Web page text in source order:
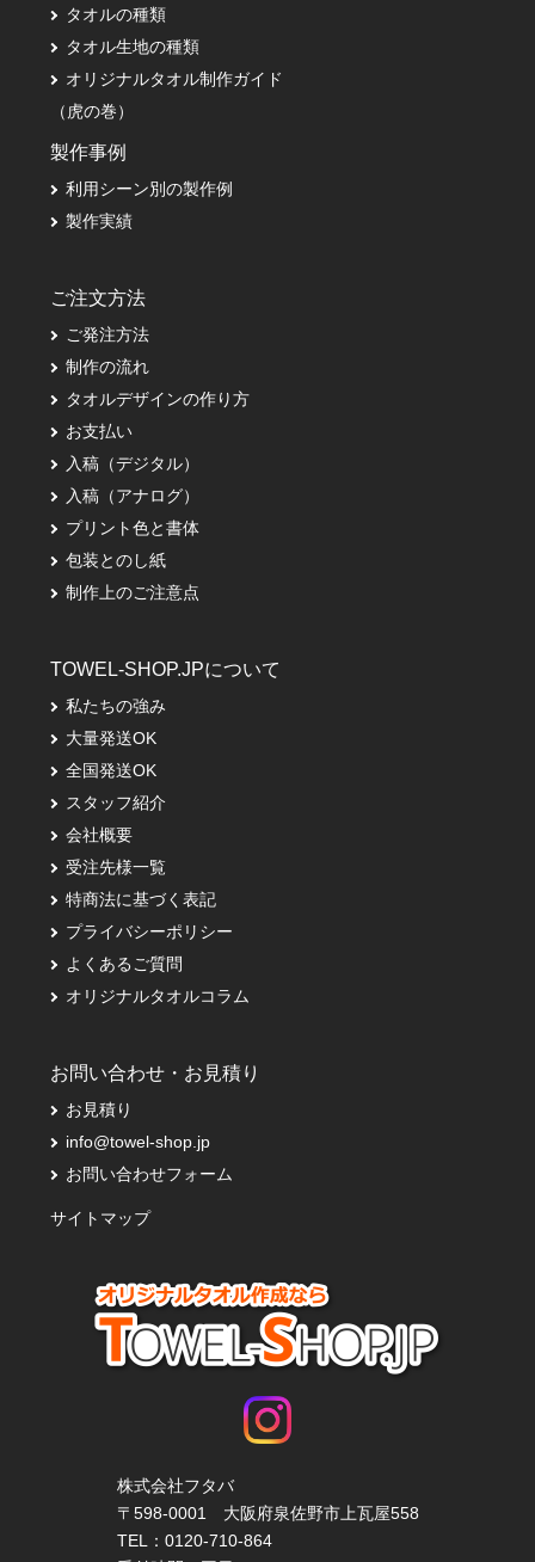
タオルの種類
タオル生地の種類
オリジナルタオル制作ガイド
（虎の巻）
製作事例
利用シーン別の製作例
製作実績
ご注文方法
ご発注方法
制作の流れ
タオルデザインの作り方
お支払い
入稿（デジタル）
入稿（アナログ）
プリント色と書体
包装とのし紙
制作上のご注意点
TOWEL-SHOP.JPについて
私たちの強み
大量発送OK
全国発送OK
スタッフ紹介
会社概要
受注先様一覧
特商法に基づく表記
プライバシーポリシー
よくあるご質問
オリジナルタオルコラム
お問い合わせ・お見積り
お見積り
info@towel-shop.jp
お問い合わせフォーム
サイトマップ
株式会社フタバ
〒598-0001 大阪府泉佐野市上瓦屋558
TEL： 0120-710-864